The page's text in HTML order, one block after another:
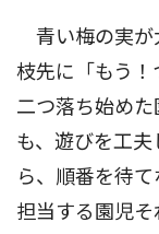
青い梅の実が
枝先に「もう
二つ落ち始め
も、遊びを工
ら、順番を待て
担当する園児